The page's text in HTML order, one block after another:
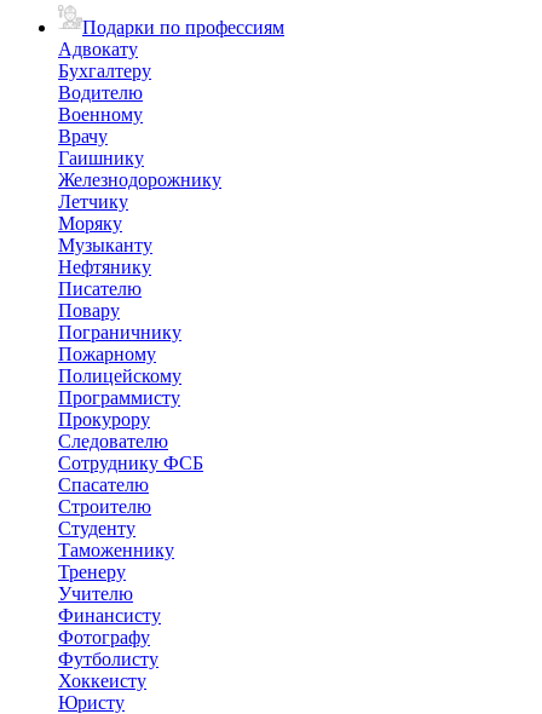
Подарки по профессиям
Адвокату
Бухгалтеру
Водителю
Военному
Врачу
Гаишнику
Железнодорожнику
Летчику
Моряку
Музыканту
Нефтянику
Писателю
Повару
Пограничнику
Пожарному
Полицейскому
Программисту
Прокурору
Следователю
Сотруднику ФСБ
Спасателю
Строителю
Студенту
Таможеннику
Тренеру
Учителю
Финансисту
Фотографу
Футболисту
Хоккеисту
Юристу